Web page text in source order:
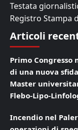
Testata
Registro Stampa
Articoli
Primo Congresso
di una nuova
Master
Flebo-Lipo-
Incendio nel